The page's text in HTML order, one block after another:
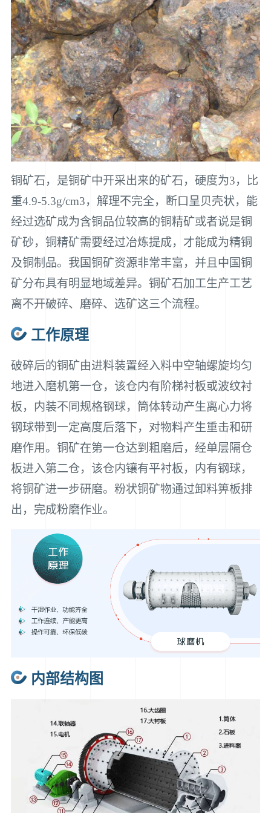
铜矿石，是铜矿中开采出来的矿石，硬度为3，比
重4.9-5.3g/cm3，解理不完全，断口呈贝壳状，能
经过选矿成为含铜品位较高的铜精矿或者说是铜
矿砂，铜精矿需要经过冶炼提成，才能成为精铜
及铜制品。我国铜矿资源非常丰富，并且中国铜
矿分布具有明显地域差异。铜矿石加工生产工艺
离不开破碎、磨碎、选矿这三个流程。
工作原理
破碎后的铜矿由进料装置经入料中空轴螺旋均匀
地进入磨机第一仓，该仓内有阶梯衬板或波纹衬
板，内装不同规格钢球，筒体转动产生离心力将
钢球带到一定高度后落下，对物料产生重击和研
磨作用。铜矿在第一仓达到粗磨后，经单层隔仓
板进入第二仓，该仓内镶有平衬板，内有钢球，
将铜矿进一步研磨。粉状铜矿物通过卸料箅板排
出，完成粉磨作业。
内部结构图